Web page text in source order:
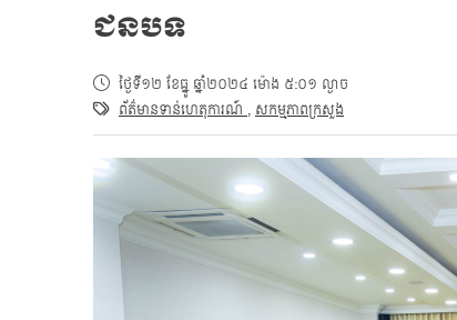
ជនបទ
ថ្ងៃទី១២ ខែធ្នូ ឆ្នាំ២០២៤ ម៉ោង ៥:០១ ល្ងាច
ព័ត៌មានទាន់ហេតុការណ៍,សកម្មភាពក្រសួង